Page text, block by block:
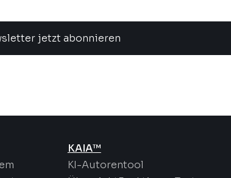
jetzt abonnieren
KAIA™
KI-Autorentool